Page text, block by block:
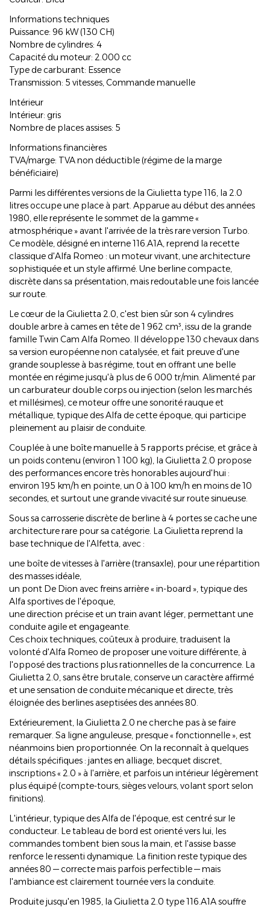
Informations techniques
Puissance: 96 kW (130 CH)
Nombre de cylindres: 4
Capacité du moteur: 2.000 cc
Type de carburant: Essence
Transmission: 5 vitesses, Commande manuelle
Intérieur
Intérieur: gris
Nombre de places assises: 5
Informations financières
TVA/marge: TVA non déductible (régime de la marge
bénéficiaire)
Parmi les différentes versions de la Giulietta type 116, la 2.0
litres occupe une place à part. Apparue au début des années
1980, elle représente le sommet de la gamme «
atmosphérique » avant l'arrivée de la très rare version Turbo.
Ce modèle, désigné en interne 116.A1A, reprend la recette
classique d'Alfa Romeo : un moteur vivant, une architecture
sophistiquée et un style affirmé. Une berline compacte,
discrète dans sa présentation, mais redoutable une fois lancée
sur route.
Le cœur de la Giulietta 2.0, c'est bien sûr son 4 cylindres
double arbre à cames en tête de 1 962 cm³, issu de la grande
famille Twin Cam Alfa Romeo. Il développe 130 chevaux dans
sa version européenne non catalysée, et fait preuve d'une
grande souplesse à bas régime, tout en offrant une belle
montée en régime jusqu'à plus de 6 000 tr/min. Alimenté par
un carburateur double corps ou injection (selon les marchés
et millésimes), ce moteur offre une sonorité rauque et
métallique, typique des Alfa de cette époque, qui participe
pleinement au plaisir de conduite.
Couplée à une boîte manuelle à 5 rapports précise, et grâce à
un poids contenu (environ 1 100 kg), la Giulietta 2.0 propose
des performances encore très honorables aujourd'hui :
environ 195 km/h en pointe, un 0 à 100 km/h en moins de 10
secondes, et surtout une grande vivacité sur route sinueuse.
Sous sa carrosserie discrète de berline à 4 portes se cache une
architecture rare pour sa catégorie. La Giulietta reprend la
base technique de l'Alfetta, avec :
une boîte de vitesses à l'arrière (transaxle), pour une répartition
des masses idéale,
un pont De Dion avec freins arrière « in-board », typique des
Alfa sportives de l'époque,
une direction précise et un train avant léger, permettant une
conduite agile et engageante.
Ces choix techniques, coûteux à produire, traduisent la
volonté d'Alfa Romeo de proposer une voiture différente, à
l'opposé des tractions plus rationnelles de la concurrence. La
Giulietta 2.0, sans être brutale, conserve un caractère affirmé
et une sensation de conduite mécanique et directe, très
éloignée des berlines aseptisées des années 80.
Extérieurement, la Giulietta 2.0 ne cherche pas à se faire
remarquer. Sa ligne anguleuse, presque « fonctionnelle », est
néanmoins bien proportionnée. On la reconnaît à quelques
détails spécifiques : jantes en alliage, becquet discret,
inscriptions « 2.0 » à l'arrière, et parfois un intérieur légèrement
plus équipé (compte-tours, sièges velours, volant sport selon
finitions).
L'intérieur, typique des Alfa de l'époque, est centré sur le
conducteur. Le tableau de bord est orienté vers lui, les
commandes tombent bien sous la main, et l'assise basse
renforce le ressenti dynamique. La finition reste typique des
années 80 — correcte mais parfois perfectible — mais
l'ambiance est clairement tournée vers la conduite.
Produite jusqu'en 1985, la Giulietta 2.0 type 116.A1A souffre